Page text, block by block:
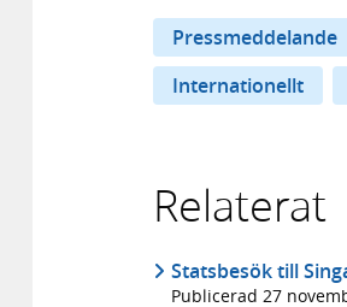
Pressmeddelande
Internationellt
Relaterat
Statsbesök till
Publicerad 27